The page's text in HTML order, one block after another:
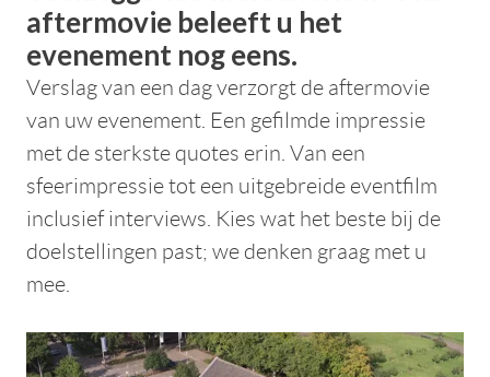
aftermovie beleeft u het
evenement nog eens.
Verslag van een dag verzorgt de aftermovie
van uw evenement. Een gefilmde impressie
met de sterkste quotes erin. Van een
sfeerimpressie tot een uitgebreide eventfilm
inclusief interviews. Kies wat het beste bij de
doelstellingen past; we denken graag met u
mee.